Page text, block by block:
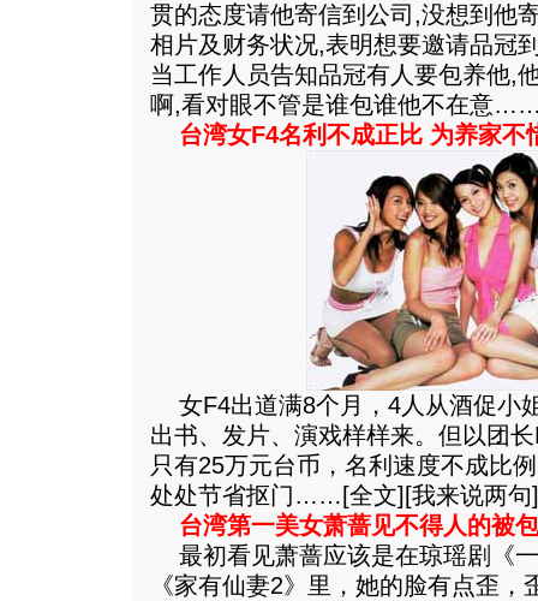
贯的态度请他寄信到公司,没想到他
相片及财务状况,表明想要邀请品冠
当工作人员告知品冠有人要包养他,
啊,看对眼不管是谁包谁他不在意
台湾女F4名利不成正比 为养家不
女F4出道满8个月，4人从酒促小
出书、发片、演戏样样来。但以团
只有25万元台币，名利速度不成比
处处节省抠门……[全文][我来说两句]
台湾第一美女萧蔷见不得人的被
最初看见萧蔷应该是在琼瑶剧《
《家有仙妻2》里，她的脸有点歪